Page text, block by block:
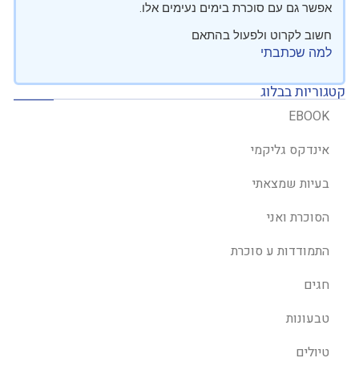
אפשר גם עם סוכרת בימים נעימים אלו.
חשוב לקרוט ולפעול בהתאם
למה שכתבתי
קטגוריות בבלוג
EBOOK
אינדקס גליקמי
בעיות שמצאתי
הסוכרת ואני
התמודדות ע סוכרת
חגים
טבעונות
טיולים